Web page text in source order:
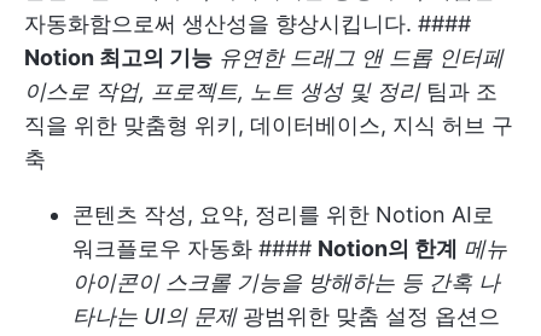
자동화함으로써 생산성을 향상시킵니다. ####
Notion 최고의 기능 유연한 드래그 앤 드롭 인터페
이스로 작업, 프로젝트, 노트 생성 및 정리 팀과 조
직을 위한 맞춤형 위키, 데이터베이스, 지식 허브 구
축
콘텐츠 작성, 요약, 정리를 위한 Notion AI로
워크플로우 자동화 #### Notion의 한계 메뉴
아이콘이 스크롤 기능을 방해하는 등 간혹 나
타나는 UI의 문제 광범위한 맞춤 설정 옵션으